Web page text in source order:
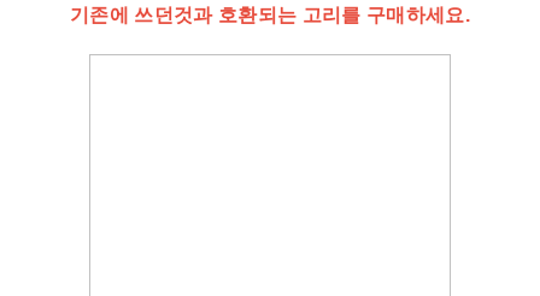
기존에 쓰던것과 호환되는 고리를 구매하세요.